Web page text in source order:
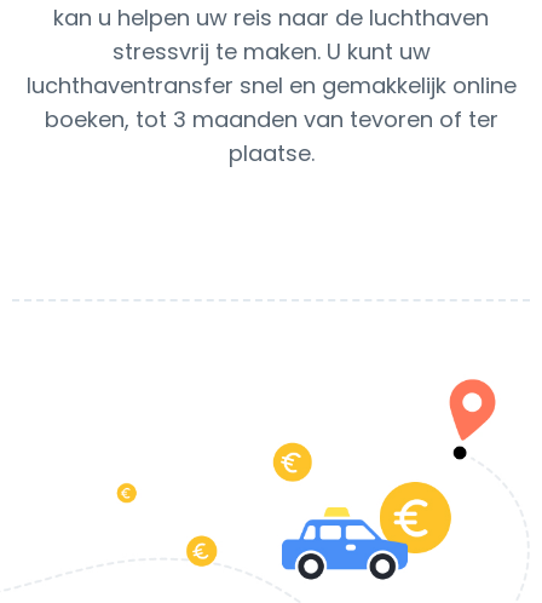
kan u helpen uw reis naar de luchthaven
stressvrij te maken. U kunt uw
luchthaventransfer snel en gemakkelijk online
boeken, tot 3 maanden van tevoren of ter
plaatse.